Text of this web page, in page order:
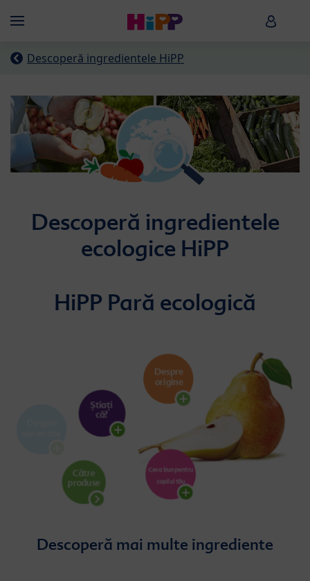
Menü HiPP
Descoperă ingredientele HiPP
Descoperă ingredientele
ecologice HiPP
HiPP Pară ecologică
Descoperă mai multe ingrediente